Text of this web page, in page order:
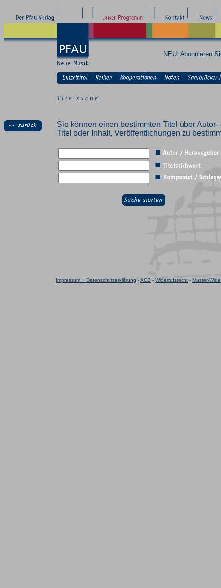
NEU: Abonnieren
T i t e l s u c h e
Sie können einen bestimmten Titel über
Titel oder Inhalt, Veröffentlichungen zu
Impressum + Datenschutzerklärung -AGB - Widerrufsrecht - Muster-